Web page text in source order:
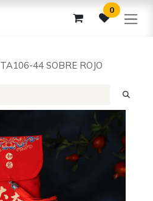
0
TA106-44 SOBRE ROJO